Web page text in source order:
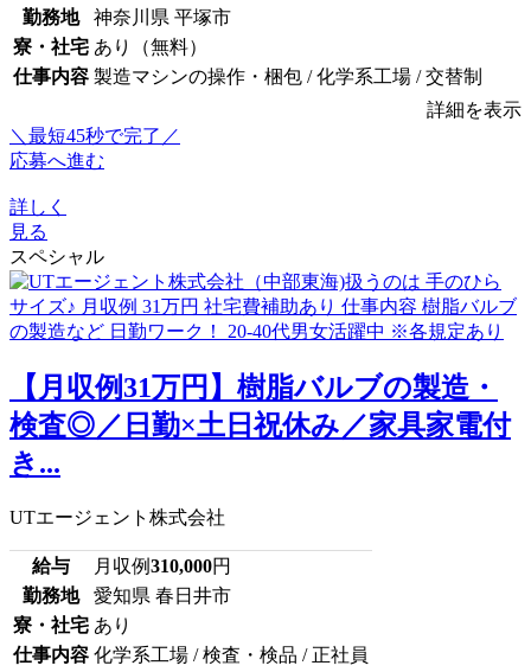
勤務地
神奈川県 平塚市
寮・社宅 あり（無料）
仕事内容 製造マシンの操作・梱包 / 化学系工場 / 交替制
詳細を表示
＼最短45秒で完了／
応募へ進む
詳しく
見る
スペシャル
【月収例31万円】樹脂バルブの製造・
検査◎／日勤×土日祝休み／家具家電付
き...
UTエージェント株式会社
給与 月収例310,000円
勤務地
愛知県 春日井市
寮・社宅 あり
仕事内容 化学系工場 / 検査・検品 / 正社員